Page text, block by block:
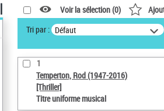
Voir la sélection (0)
Tri par : Défaut
1
Temperton, Rod (1947-2016)
[Thriller]
Titre uniforme musical